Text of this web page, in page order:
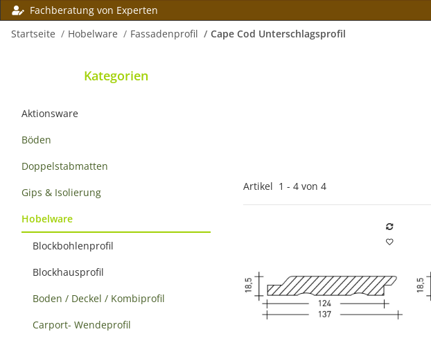
Fachberatung von Experten
Startseite
Hobelware Fassadenprofil Cape Cod Unterschlagsprofil
Artikel 1 - 4 von 4
Kategorien
Aktionsware
Böden
Doppelstabmatten
Gips & Isolierung
Hobelware
Blockbohlenprofil
Blockhausprofil
Boden / Deckel / Kombiprofil
Carport- Wendeprofil